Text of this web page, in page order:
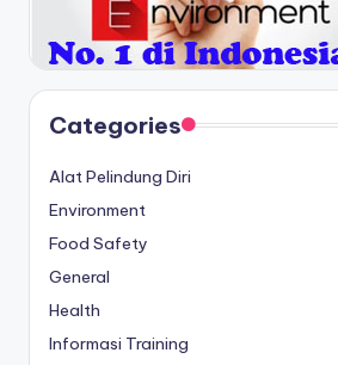
Categories
Alat Pelindung Diri
Environment
Food Safety
General
Health
Informasi Training